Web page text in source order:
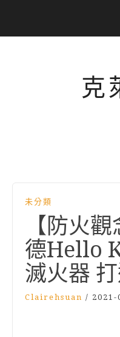
克
未分類
【防火
德Hello
滅火器
Clairehsuan / 2021-